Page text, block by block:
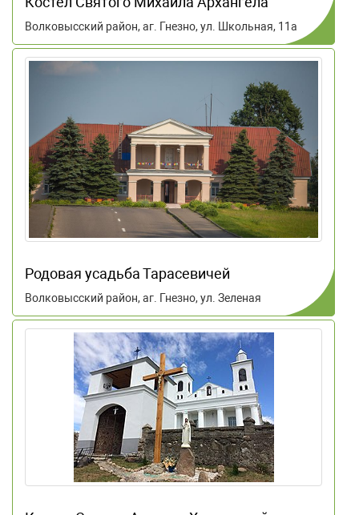
Волковысский район, аг. Гнезно, ул. Школьная, 11а
Родовая усадьба Тарасевичей
Волковысский район, аг. Гнезно, ул. Зеленая